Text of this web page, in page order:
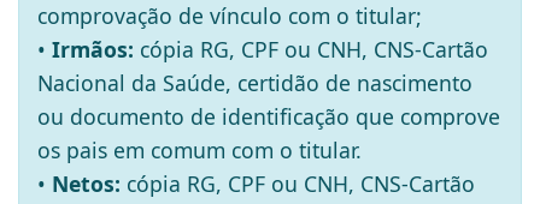
comprovação de vínculo com o titular;
• Irmãos: cópia RG, CPF ou CNH, CNS-Cartão
Nacional da Saúde, certidão de nascimento
ou documento de identificação que comprove
os pais em comum com o titular.
• Netos: cópia RG, CPF ou CNH, CNS-Cartão